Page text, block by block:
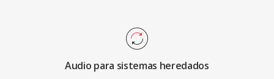
Audio para sistemas heredados